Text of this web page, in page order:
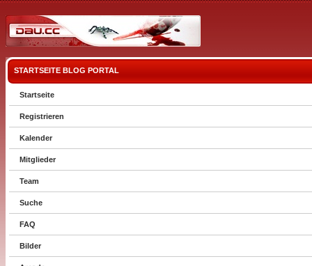
STARTSEITE BLOG PORTAL
Startseite
Registrieren
Kalender
Mitglieder
Team
Suche
FAQ
Bilder